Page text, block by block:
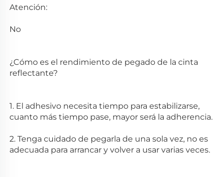
Atención:
No
¿Cómo es el rendimiento de pegado de la cinta
reflectante?
1. El adhesivo necesita tiempo para estabilizarse,
2. Tenga cuidado de pegarla de una sola vez, no es
adecuada para arrancar y volver a usar varias veces.